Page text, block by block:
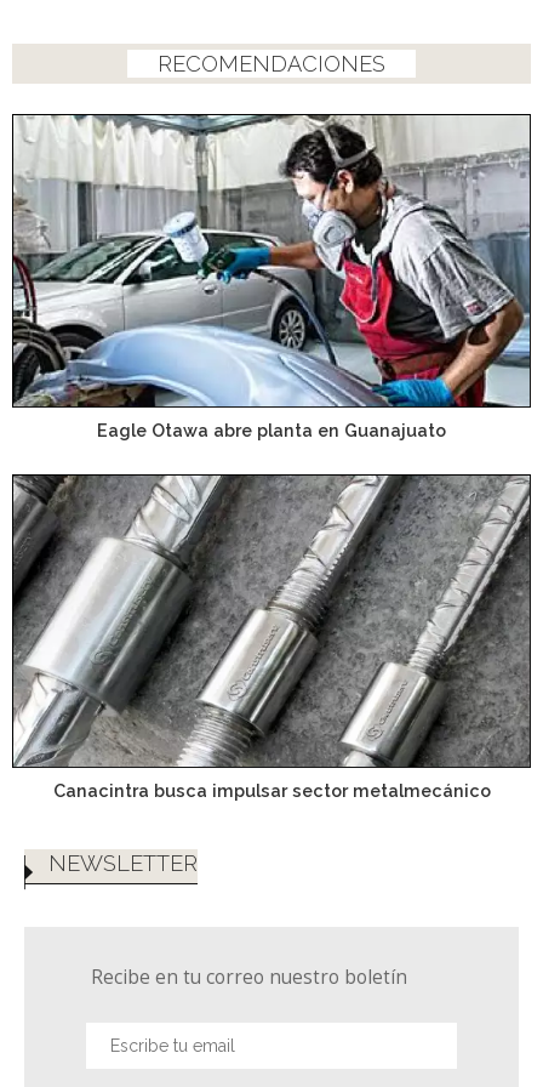
RECOMENDACIONES
Eagle Otawa abre planta en Guanajuato
Canacintra busca impulsar sector metalmecánico
NEWSLETTER
Recibe en tu correo nuestro boletín